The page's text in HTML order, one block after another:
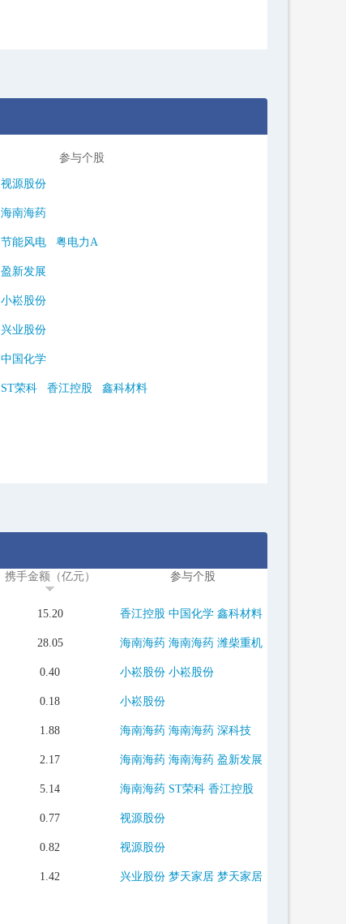
参与个股
视源股份
海南海药
节能风电 粤电力A
盈新发展
小崧股份
兴业股份
中国化学
ST荣科 香江控股 鑫科材料
携手金额（亿元） 参与个股
15.20 香江控股 中国化学 鑫科材料
28.05 海南海药 海南海药 潍柴重机
0.40 小崧股份 小崧股份
0.18 小崧股份
1.88 海南海药 海南海药 深科技
2.17 海南海药 海南海药 盈新发展
5.14 海南海药 ST荣科 香江控股
0.77 视源股份
0.82 视源股份
1.42 兴业股份 梦天家居 梦天家居